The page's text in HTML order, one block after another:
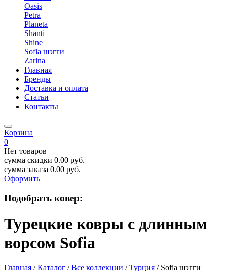
Oasis
Petra
Planeta
Shanti
Shine
Sofia шэгги
Zarina
Главная
Бренды
Доставка и оплата
Статьи
Контакты
Корзина
0
Нет товаров
сумма скидки 0.00 руб.
сумма заказа 0.00 руб.
Оформить
Подобрать ковер:
Турецкие ковры с длинным
ворсом Sofia
Главная / Каталог / Все коллекции / Турция / Sofia шэгги